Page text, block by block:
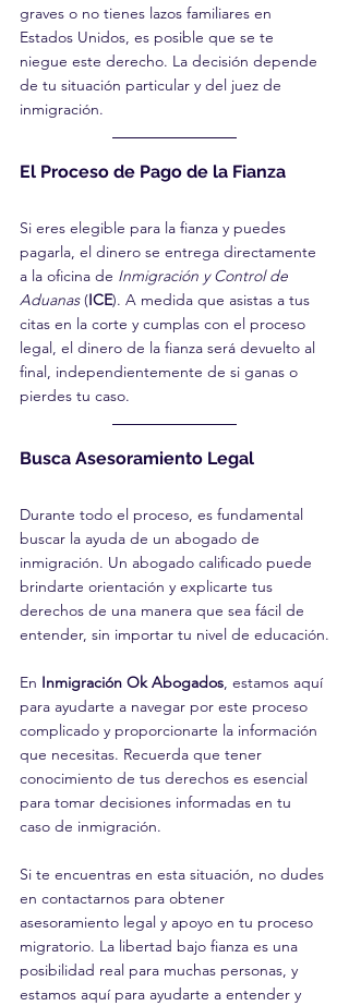
graves o no tienes lazos familiares en
Estados Unidos, es posible que se te
niegue este derecho. La decisión depende
de tu situación particular y del juez de
inmigración.
El Proceso de Pago de la Fianza
Si eres elegible para la fianza y puedes
pagarla, el dinero se entrega directamente
a la oficina de Inmigración y Control de
Aduanas (ICE). A medida que asistas a tus
citas en la corte y cumplas con el proceso
legal, el dinero de la fianza será devuelto al
final, independientemente de si ganas o
pierdes tu caso.
Busca Asesoramiento Legal
Durante todo el proceso, es fundamental
buscar la ayuda de un abogado de
inmigración. Un abogado calificado puede
brindarte orientación y explicarte tus
derechos de una manera que sea fácil de
entender, sin importar tu nivel de educación.
En Inmigración Ok Abogados, estamos aquí
para ayudarte a navegar por este proceso
complicado y proporcionarte la información
que necesitas. Recuerda que tener
conocimiento de tus derechos es esencial
para tomar decisiones informadas en tu
caso de inmigración.
Si te encuentras en esta situación, no dudes
en contactarnos para obtener
asesoramiento legal y apoyo en tu proceso
migratorio. La libertad bajo fianza es una
posibilidad real para muchas personas, y
estamos aquí para ayudarte a entender y